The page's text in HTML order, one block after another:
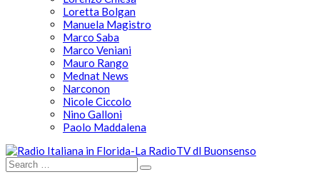
Loretta Bolgan
Manuela Magistro
Marco Saba
Marco Veniani
Mauro Rango
Mednat News
Narconon
Nicole Ciccolo
Nino Galloni
Paolo Maddalena